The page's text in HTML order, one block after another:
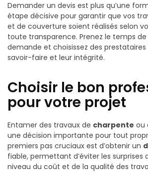
Demander un devis est plus qu’une
étape décisive pour garantir que vos
et de couverture soient réalisés selon
toute transparence. Prenez le temps
demande et choisissez des
savoir-faire et leur intégrité.
Choisir le bon
pour votre projet
Entamer des travaux de charpente ou
une décision importante pour tout
premiers pas cruciaux est d’obtenir un
fiable, permettant d’éviter les surprises
niveau du coût et de la qualité des